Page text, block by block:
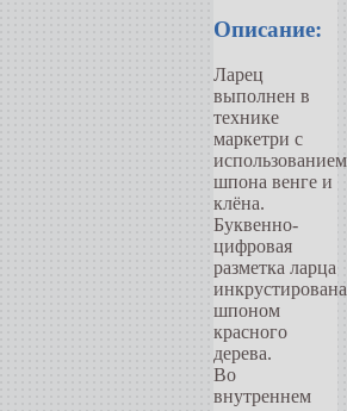
Описание:
Ларец
выполнен в
технике
маркетри с
использованием
шпона венге и
клёна.
Буквенно-
цифровая
разметка ларца
инкрустирована
шпоном
красного
дерева.
Во
внутреннем